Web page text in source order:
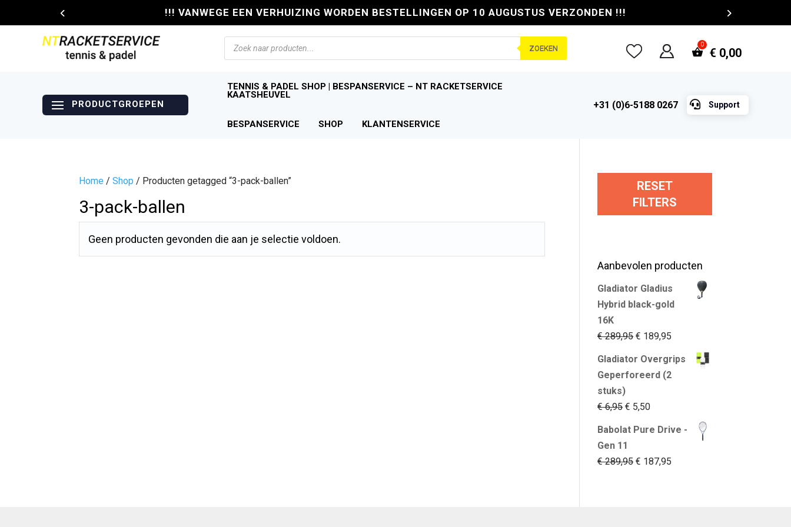
!!! VANWEGE EEN VERHUIZING WORDEN BESTELLINGEN OP 10 AUGUSTUS VERZONDEN !!!
Producten
zoeken
ZOEKEN € 0,00
TENNIS & PADEL SHOP | BESPANSERVICE – NT RACKETSERVICE
KAATSHEUVEL
BESPANSERVICE SHOP KLANTENSERVICE
+31 (0)6-5188 0267  Support
Home /Shop / Producten getagged “3-pack-ballen”
3-pack-ballen
Geen producten gevonden die aan je selectie voldoen.
RESET
FILTERS
Aanbevolen producten
Gladiator Gladius
Hybrid black-gold
16K
€289,95 Oorspronkelijke
€ 289,95.
€ 189,95
is:
Gladiator Overgrips
Geperforeerd (2
stuks)
€6,95 Oorspronkelijke
€ 5,50Huidige
Babolat Pure Drive -
Gen 11
€289,95 Oorspronkelijke
€ 187,95